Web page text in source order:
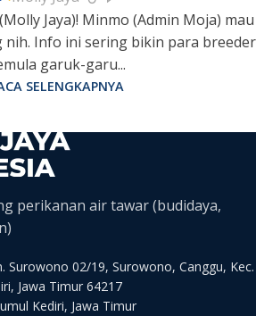
Jaya)! Minmo (Admin Moja) mau
nih. Info ini sering bikin para breeder
garuk-garu...
SELENGKAPNYA
perikanan air tawar (budidaya,
Surowono 02/19, Surowono, Canggu, Kec.
Jawa Timur 64217
Kediri, Jawa Timur